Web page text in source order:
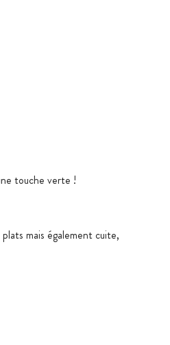
touche verte !
mais également cuite,